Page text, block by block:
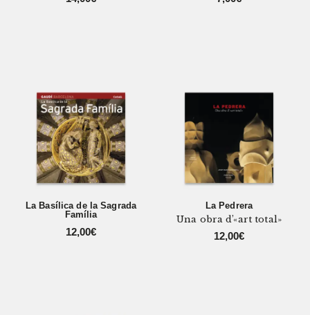
La Basílica de la Sagrada
Família
12,00€
La Pedrera
Una obra d’«art total»
12,00€